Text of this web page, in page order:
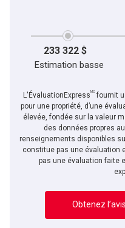
En cliquant sur le bouton « soumettre
vous nous fournissez l'autorisation
233 322 $
Estimation basse
L'ÉvaluationExpressMCfournit
pour une propriété, d’une
élevée, fondée sur la valeur
des données propres
renseignements disponibles
constitue pas une évaluation
pas une évaluation faite
Obtenez